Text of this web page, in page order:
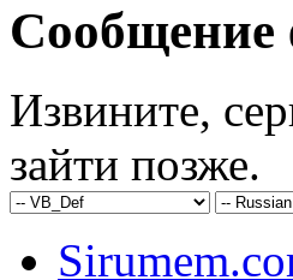
Сообщение
Извините,
зайти позже.